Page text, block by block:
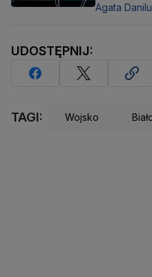
Agata
UDOSTĘPNIJ:
TAGI: Wojsko